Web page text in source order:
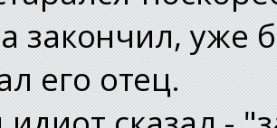
закончил, уже
его отец.